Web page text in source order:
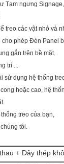
Tạm ngưng Signage,
treo các vật nhỏ và
cho phép Đèn Panel
gắn trên bề mặt.
trí ...
sử dụng hệ thống
hoặc cao, hệ
treo của bạn,
tôi.
+ Dây thép